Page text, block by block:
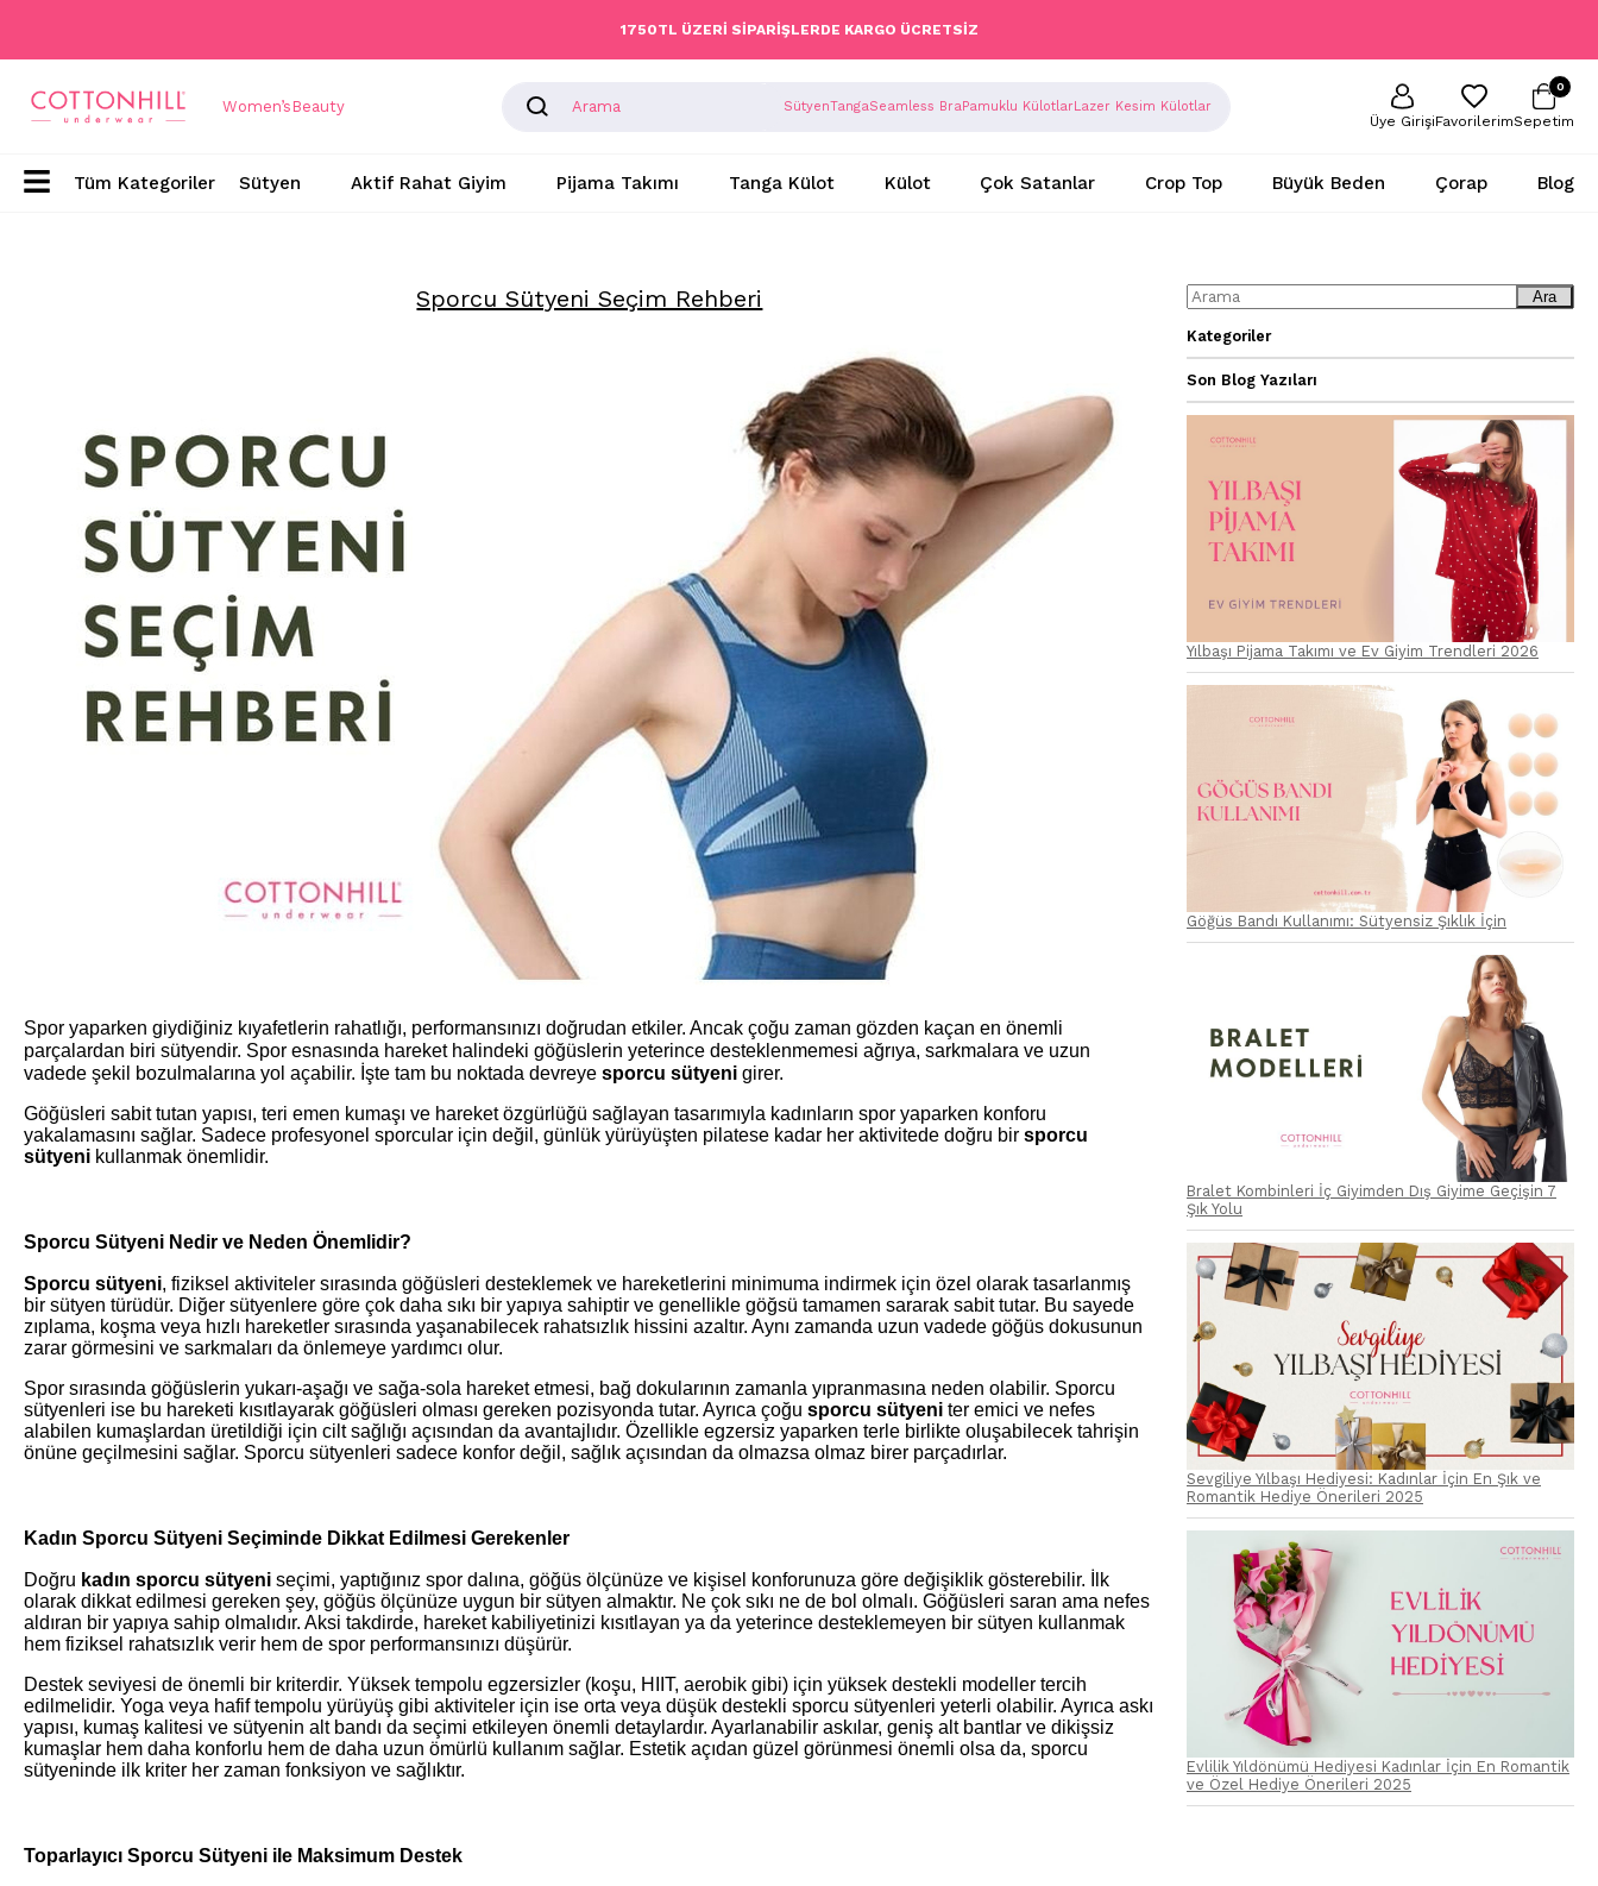
1750TL ÜZERİ SİPARİŞLERDE KARGO ÜCRETSİZ
Women’s Beauty SütyenTangaSeamless BraPamuklu KülotlarLazer Kesim Külotlar
Üye GirişiFavorilerimSepetim
0
Sütyen Aktif Rahat Giyim Pijama Takımı Tanga Külot Külot Çok Satanlar Crop Top Büyük Beden Çorap Blog
Sporcu Sütyeni Seçim Rehberi
Spor yaparken giydiğiniz kıyafetlerin rahatlığı, performansınızı doğrudan etkiler. Ancak çoğu zaman gözden kaçan en önemli
parçalardan biri sütyendir. Spor esnasında hareket halindeki göğüslerin yeterince desteklenmemesi ağrıya, sarkmalara ve uzun
vadede şekil bozulmalarına yol açabilir. İşte tam bu noktada devreye sporcu sütyeni girer.
Göğüsleri sabit tutan yapısı, teri emen kumaşı ve hareket özgürlüğü sağlayan tasarımıyla kadınların spor yaparken konforu
yakalamasını sağlar. Sadece profesyonel sporcular için değil, günlük yürüyüşten pilatese kadar her aktivitede doğru bir sporcu
sütyeni kullanmak önemlidir.
Sporcu Sütyeni Nedir ve Neden Önemlidir?
Sporcu sütyeni, fiziksel aktiviteler sırasında göğüsleri desteklemek ve hareketlerini minimuma indirmek için özel olarak tasarlanmış
bir sütyen türüdür. Diğer sütyenlere göre çok daha sıkı bir yapıya sahiptir ve genellikle göğsü tamamen sararak sabit tutar. Bu sayede
zıplama, koşma veya hızlı hareketler sırasında yaşanabilecek rahatsızlık hissini azaltır. Aynı zamanda uzun vadede göğüs dokusunun
zarar görmesini ve sarkmaları da önlemeye yardımcı olur.
Spor sırasında göğüslerin yukarı-aşağı ve sağa-sola hareket etmesi, bağ dokularının zamanla yıpranmasına neden olabilir. Sporcu
sütyenleri ise bu hareketi kısıtlayarak göğüsleri olması gereken pozisyonda tutar. Ayrıca çoğu sporcu sütyeni ter emici ve nefes
alabilen kumaşlardan üretildiği için cilt sağlığı açısından da avantajlıdır. Özellikle egzersiz yaparken terle birlikte oluşabilecek tahrişin
önüne geçilmesini sağlar. Sporcu sütyenleri sadece konfor değil, sağlık açısından da olmazsa olmaz birer parçadırlar.
Kadın Sporcu Sütyeni Seçiminde Dikkat Edilmesi Gerekenler
Doğru kadın sporcu sütyeni seçimi, yaptığınız spor dalına, göğüs ölçünüze ve kişisel konforunuza göre değişiklik gösterebilir. İlk
olarak dikkat edilmesi gereken şey, göğüs ölçünüze uygun bir sütyen almaktır. Ne çok sıkı ne de bol olmalı. Göğüsleri saran ama nefes
aldıran bir yapıya sahip olmalıdır. Aksi takdirde, hareket kabiliyetinizi kısıtlayan ya da yeterince desteklemeyen bir sütyen kullanmak
hem fiziksel rahatsızlık verir hem de spor performansınızı düşürür.
Destek seviyesi de önemli bir kriterdir. Yüksek tempolu egzersizler (koşu, HIIT, aerobik gibi) için yüksek destekli modeller tercih
edilmelidir. Yoga veya hafif tempolu yürüyüş gibi aktiviteler için ise orta veya düşük destekli sporcu sütyenleri yeterli olabilir. Ayrıca askı
yapısı, kumaş kalitesi ve sütyenin alt bandı da seçimi etkileyen önemli detaylardır. Ayarlanabilir askılar, geniş alt bantlar ve dikişsiz
kumaşlar hem daha konforlu hem de daha uzun ömürlü kullanım sağlar. Estetik açıdan güzel görünmesi önemli olsa da, sporcu
sütyeninde ilk kriter her zaman fonksiyon ve sağlıktır.
Toparlayıcı Sporcu Sütyeni ile Maksimum Destek
Ara
Kategoriler
Son Blog Yazıları
Yılbaşı Pijama Takımı ve Ev Giyim Trendleri 2026
Göğüs Bandı Kullanımı: Sütyensiz Şıklık İçin
Bralet Kombinleri İç Giyimden Dış Giyime Geçişin 7
Şık Yolu
Sevgiliye Yılbaşı Hediyesi: Kadınlar İçin En Şık ve
Romantik Hediye Önerileri 2025
Evlilik Yıldönümü Hediyesi Kadınlar İçin En Romantik
ve Özel Hediye Önerileri 2025